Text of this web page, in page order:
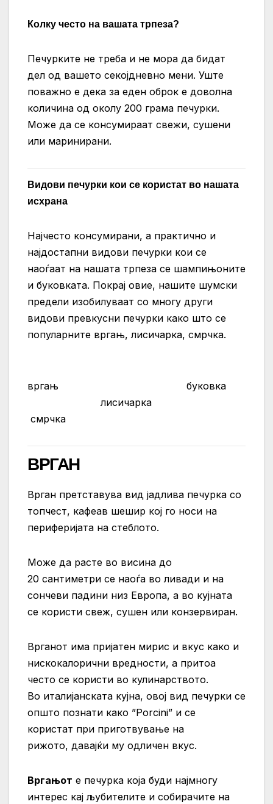
Колку често на вашата трпеза?
Печурките не треба и не мора да бидат
дел од вашето секојдневно мени. Уште
поважно е дека за еден оброк е доволна
количина од околу 200 грама печурки.
Може да се консумираат свежи, сушени
или маринирани.
Видови печурки кои се користат во нашата
исхрана
Најчесто консумирани, а практично и
најдостапни видови печурки кои се
наоѓаат на нашата трпеза се шампињоните
и буковката. Покрај овие, нашите шумски
предели изобилуваат со многу други
видови превкусни печурки како што се
популарните вргањ, лисичарка, смрчка.
вргањ буковка
лисичарка
смрчка
ВРГАН
Врган претставува вид јадлива печурка со
топчест, кафеав шешир кој го носи на
периферијата на стеблото.
Може да расте во висина до
20 сантиметри се наоѓа во ливади и на
сончеви падини низ Европа, а во кујната
се користи свеж, сушен или конзервиран.
Врганот има пријатен мирис и вкус како и
нискокалорични вредности, а притоа
често се користи во кулинарството.
Во италијанската кујна, овој вид печурки се
општо познати како ”Porcini” и се
користат при приготвување на
рижото, давајќи му одличен вкус.
Вргањот е печурка која буди најмногу
интерес кај љубителите и собирачите на